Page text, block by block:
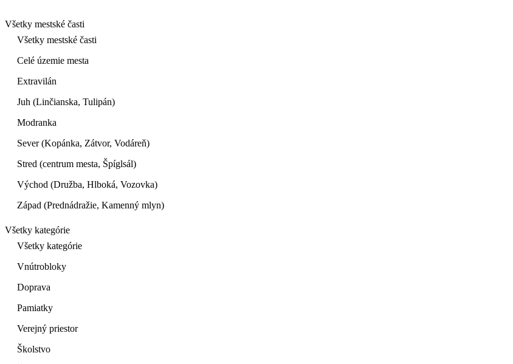
Všetky mestské časti
Všetky mestské časti
Celé územie mesta
Extravilán
Juh (Linčianska, Tulipán)
Modranka
Sever (Kopánka, Zátvor, Vodáreň)
Stred (centrum mesta, Špíglsál)
Východ (Družba, Hlboká, Vozovka)
Západ (Prednádražie, Kamenný mlyn)
Všetky kategórie
Všetky kategórie
Vnútrobloky
Doprava
Pamiatky
Verejný priestor
Školstvo